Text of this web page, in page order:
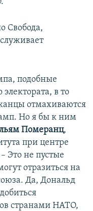
Свобода,
подобные
в то
отмахиваются
Но я бы к ним
Померанц,
при центре
Это не пустые
отразиться на
Да, Дональд
странами НАТО,